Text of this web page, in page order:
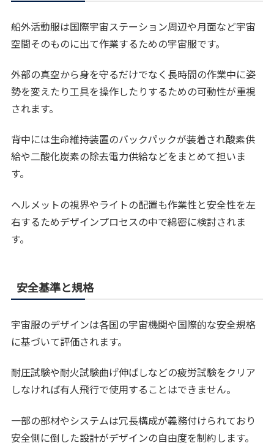
船外活動服は国際宇宙ステーション周辺や月面など宇宙
空間そのものに出て作業するための宇宙服です。
外部の真空から身を守るだけでなく長時間の作業中に姿
勢を変えたり工具を操作したりするための可動性が重視
されます。
背中には生命維持装置のバックパックが装着され酸素供
給や二酸化炭素の除去電力供給などをまとめて担いま
す。
ヘルメットの視界やライトの配置も作業性と安全性を左
右するためデザインプロセスの中で綿密に検討されま
す。
安全基準と規格
宇宙服のデザインは各国の宇宙機関や国際的な安全規格
に基づいて評価されます。
耐圧試験や耐火試験曲げ伸ばしなどの疲労試験をクリア
しなければ有人飛行で使用することはできません。
一部の部材やシステムは冗長構成が義務付けられており
安全側に倒した設計がデザインの自由度を制約します。